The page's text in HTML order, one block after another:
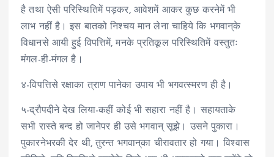
है तथा ऐसी परिस्थितिमें पड़कर, आवेशमें आकर कुछ करनेमें भी
लाभ नहीं है। इस बातको निश्चय मान लेना चाहिये कि भगवान्‌के
विधानसे आयी हुई विपत्तिमें, मनके प्रतिकूल परिस्थितिमें वस्तुतः
मंगल-ही-मंगल है।
४-विपत्तिसे रक्षाका त्राण पानेका उपाय भी भगवत्स्मरण ही है।
५-द्रौपदीने देख लिया-कहीं कोई भी सहारा नहीं है। सहायताके
सभी रास्ते बन्द हो जानेपर ही उसे भगवान् सूझे। उसने पुकारा।
पुकारनेभरकी देर थी, तुरन्त भगवान्‌का चीरावतार हो गया। विश्वास